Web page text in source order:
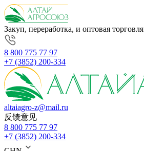
Закуп, переработка, и оптовая
8 800 775 77 97
+7 (3852) 200-334
altaiagro-z@mail.ru
反馈意见
8 800 775 77 97
+7 (3852) 200-334